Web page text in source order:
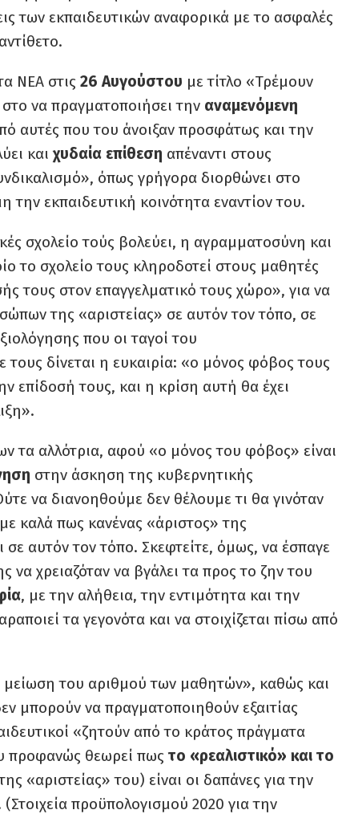
των εκπαιδευτικών αναφορικά με το ασφαλές
ΝΕΑ στις 26 Αυγούστου με τίτλο «Τρέμουν
να πραγματοποιήσει την αναμενόμενη
αυτές που του άνοιξαν προσφάτως και την
καιχυδαία επίθεση απέναντι στους
όπως γρήγορα διορθώνει στο
εκπαιδευτική κοινότητα εναντίον του.
σχολείο τούς βολεύει, η αγραμματοσύνη και
το σχολείο τους κληροδοτεί στους μαθητές
τους στον επαγγελματικό τους χώρο», για να
της «αριστείας» σε αυτόν τον τόπο, σε
που οι ταγοί του
τους δίνεται η ευκαιρία: «ο μόνος φόβος τους
επίδοσή τους, και η κρίση αυτή θα έχει
τα αλλότρια, αφού «ο μόνος του φόβος» είναι
στην άσκηση της κυβερνητικής
να διανοηθούμε δεν θέλουμε τι θα γινόταν
καλά πως κανένας «άριστος» της
σε αυτόν τον τόπο. Σκεφτείτε, όμως, να έσπαγε
να χρειαζόταν να βγάλει τα προς το ζην του
, με την αλήθεια, την εντιμότητα και την
τα γεγονότα και να στοιχίζεται πίσω από
του αριθμού των μαθητών», καθώς και
μπορούν να πραγματοποιηθούν εξαιτίας
«ζητούν από το κράτος πράγματα
προφανώς θεωρεί πωςτο «ρεαλιστικό» και το
«αριστείας» του) είναι οι δαπάνες για την
(Στοιχεία προϋπολογισμού 2020 για την